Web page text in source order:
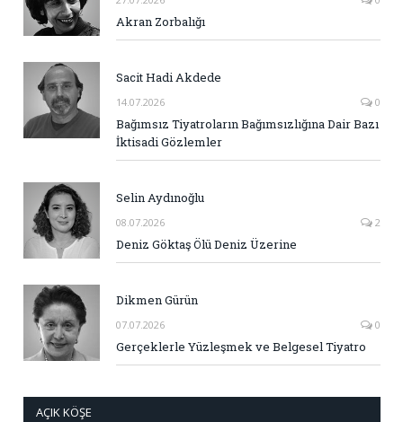
Akran Zorbalığı
Sacit Hadi Akdede
14.07.2026 0
Bağımsız Tiyatroların Bağımsızlığına Dair Bazı
İktisadi Gözlemler
Selin Aydınoğlu
08.07.2026 2
Deniz Göktaş Ölü Deniz Üzerine
Dikmen Gürün
07.07.2026 0
Gerçeklerle Yüzleşmek ve Belgesel Tiyatro
AÇIK KÖŞE